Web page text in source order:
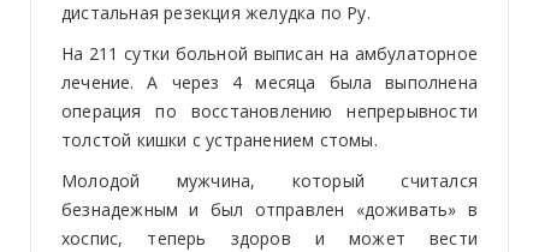
дистальная резекция желудка по Ру.
На 211 сутки больной выписан на амбулаторное
лечение. А через 4 месяца была выполнена
операция по восстановлению непрерывности
толстой кишки с устранением стомы.
Молодой мужчина, который считался
безнадежным и был отправлен «доживать» в
хоспис, теперь здоров и может вести